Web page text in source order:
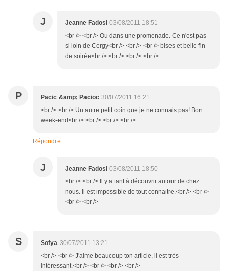
J Jeanne Fadosi 03/08/2011 18:51
<br /> <br /> Ou dans une promenade. Ce n'est pas
si loin de Cergy<br /> <br /> <br /> bises et belle fin
de soirée<br /> <br /> <br /> <br />
P Pacic &amp; Pacioc 30/07/2011 16:21
<br /> <br /> Un autre petit coin que je ne connais pas! Bon
week-end<br /> <br /> <br /> <br />
Répondre
J Jeanne Fadosi 03/08/2011 18:50
<br /> <br /> Il y a tant à découvrir autour de chez
nous. Il est impossible de tout connaitre.<br /> <br />
<br /> <br />
S Sofya 30/07/2011 13:21
<br /> <br /> J'aime beaucoup ton article, il est très
intéressant.<br /> <br /> <br /> <br />